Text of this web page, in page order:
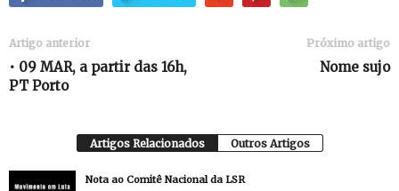
Artigo anterior
• 09 MAR, a partir das 16h,
PT Porto
Próximo artigo
Nome sujo
Artigos Relacionados Outros Artigos
Nota ao Comitê Nacional da LSR